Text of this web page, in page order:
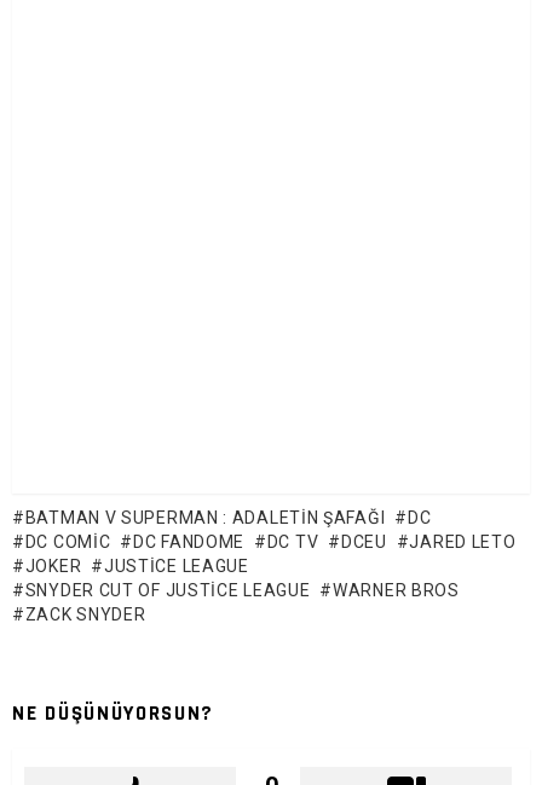
BATMAN V SUPERMAN : ADALETIN ŞAFAĞI
DC
DC COMIC
DC FANDOME DC TV DCEU
JARED LETO
JOKER
JUSTICE LEAGUE
SNYDER CUT OF JUSTICE LEAGUE
WARNER BROS
ZACK SNYDER
NE DÜŞÜNÜYORSUN?